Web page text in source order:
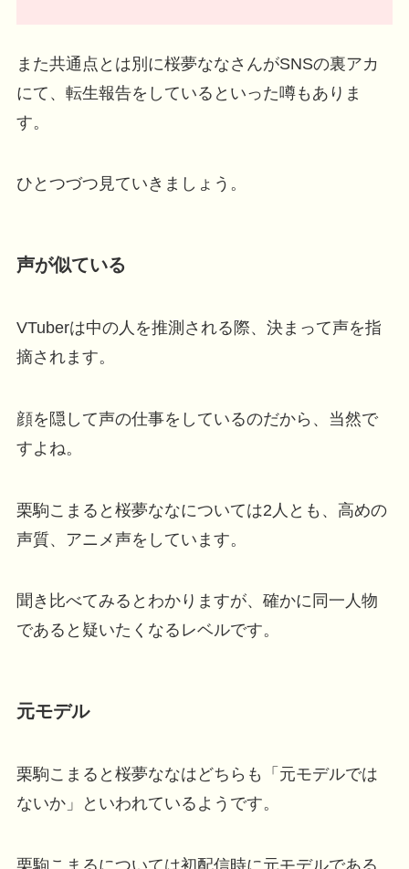
また共通点とは別に桜夢ななさんがSNSの裏アカ
にて、転生報告をしているといった噂もありま
す。
ひとつづつ見ていきましょう。
声が似ている
VTuberは中の人を推測される際、決まって声を指
摘されます。
顔を隠して声の仕事をしているのだから、当然で
すよね。
栗駒こまると桜夢ななについては2人とも、高めの
声質、アニメ声をしています。
聞き比べてみるとわかりますが、確かに同一人物
であると疑いたくなるレベルです。
元モデル
栗駒こまると桜夢ななはどちらも「元モデルでは
ないか」といわれているようです。
栗駒こまるについては初配信時に元モデルである